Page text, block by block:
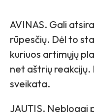
AVINAS. Gali
rūpesčių. Dėl to
kuriuos artimųjų
net aštrių
sveikata.
JAUTIS. Neblogai